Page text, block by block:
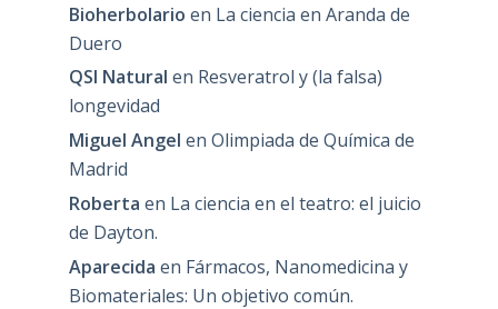
Bioherbolario en La ciencia en Aranda de
Duero
QSI Natural en Resveratrol y (la falsa)
longevidad
Miguel Angel en Olimpiada de Química de
Madrid
Roberta en La ciencia en el teatro: el juicio
de Dayton.
Aparecida en Fármacos, Nanomedicina y
Biomateriales: Un objetivo común.